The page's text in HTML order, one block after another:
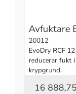
Avfuktare
20012
EvoDry RCF
reducerar fukt
krypgrund.
16